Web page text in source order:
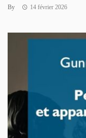
By 14 février 2026